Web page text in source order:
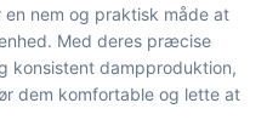
nem og praktisk måde at
Med deres præcise
konsistent dampproduktion,
dem komfortable og lette at